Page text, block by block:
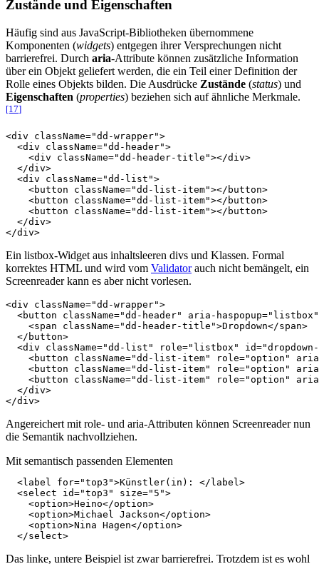
Zustände und Eigenschaften
Häufig sind aus JavaScript-Bibliotheken übernommene
Komponenten (widgets) entgegen ihrer Versprechungen nicht
barrierefrei. Durch aria-Attribute können zusätzliche Information
über ein Objekt geliefert werden, die ein Teil einer Definition der
Rolle eines Objekts bilden. Die Ausdrücke Zustände (status) und
Eigenschaften (properties) beziehen sich auf ähnliche Merkmale.
[17]
<div className="dd-wrapper">
  <div className="dd-header">
    <div className="dd-header-title"></div>
  </div>
  <div className="dd-list">
    <button className="dd-list-item"></button>
    <button className="dd-list-item"></button>
    <button className="dd-list-item"></button>
  </div>
</div>
Ein listbox-Widget aus inhaltsleeren divs und Klassen. Formal
korrektes HTML und wird vom Validatorauch nicht bemängelt, ein
Screenreader kann es aber nicht vorlesen.
<div className="dd-wrapper">
<button className="dd-header" aria-haspopup="listbox"
<span className="dd-header-title">Dropdown</span>
</ button>
<div className="dd-list" role="listbox" id=
<button className="dd-list-item" role="option"
<button className="dd-list-item" role="option"
<button className="dd-list-item" role="option"
</div>
</div>
Angereichert mit role- und aria-Attributen können Screenreader nun
die Semantik nachvollziehen.
Mit semantisch passenden Elementen
<label for="top3">Künstler(in): </ label>
<select id="top3" size="5">
<option>Heino</option>
<option>Michael Jackson</option>
<option>Nina Hagen</option>
</select>
Das linke, untere Beispiel ist zwar barrierefrei. Trotzdem ist es wohl